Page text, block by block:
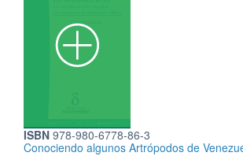
ISBN 978-980-6778-86-3
Conociendo algunos Artrópodos de